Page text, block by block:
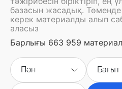
базасын жасадық. Төменде
керек материалды алып
аласыз
Барлығы 663 959
Пән Бағыт